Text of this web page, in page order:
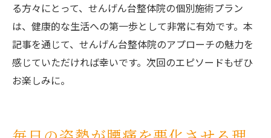
る方々にとって、せんげん台整体院の個別施術プラン
は、健康的な生活への第一歩として非常に有効です。本
記事を通じて、せんげん台整体院のアプローチの魅力を
感じていただければ幸いです。次回のエピソードもぜひ
お楽しみに。